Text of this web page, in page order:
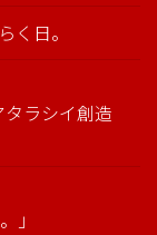
く日。
タラシイ創造
」